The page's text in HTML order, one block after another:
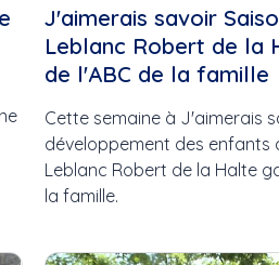
Csn
Culturel
Cégeps en Spectacle
Deny Cloutier
Droits
Débat électoral
Elvis Stojko
J'aimerais savoir
Leblanc Robert de la
de l'ABC de la famille
Cette semaine à J'aimerais
développement des enfants
Leblanc Robert de la Halte
la famille.